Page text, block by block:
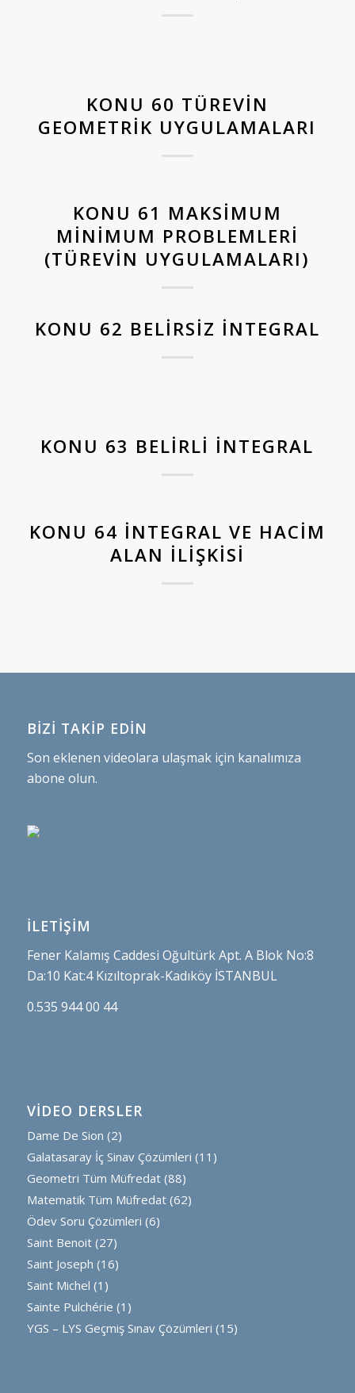
KONU 60 TÜREVIN
GEOMETRIK UYGULAMALARI
KONU 61 MAKSIMUM
MINIMUM PROBLEMLERI
(TÜREVIN UYGULAMALARI)
KONU 62 BELIRSIZ İNTEGRAL
KONU 63 BELIRLI İNTEGRAL
KONU 64 İNTEGRAL VE HACIM
ALAN İLIŞKISI
BİZİ TAKİP EDİN
Son eklenen videolara ulaşmak için kanalımıza
abone olun.
İLETİŞİM
Fener Kalamış Caddesi Oğultürk Apt. A Blok No:8
Da:10 Kat:4 Kızıltoprak-Kadıköy İSTANBUL
0.535 944 00 44
VİDEO DERSLER
Dame De Sion (2)
Galatasaray İç Sinav Çözümleri (11)
Geometri Tüm Müfredat(88)
Matematik Tüm Müfredat(62)
Ödev Soru Çözümleri (6)
Saint Benoit(27)
Saint Joseph (16)
Saint Michel (1)
Sainte Pulchérie (1)
YGS – LYS Geçmiş Sınav Çözümleri (15)